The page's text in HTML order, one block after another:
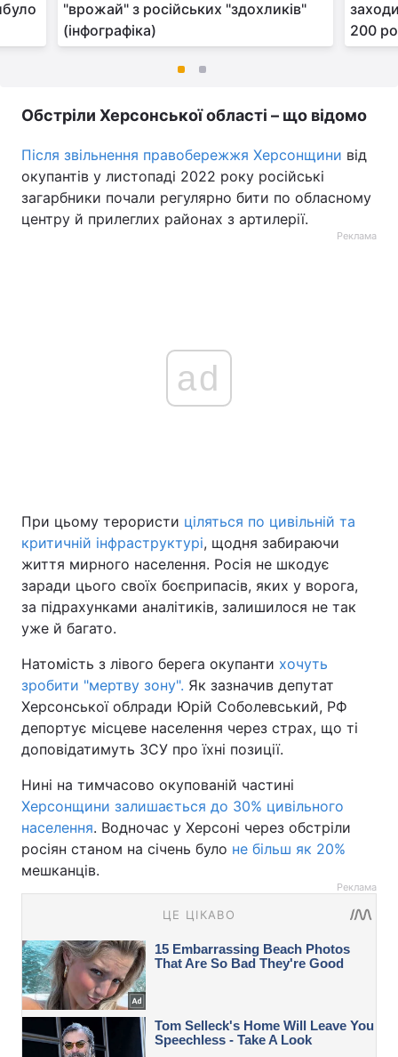
"врожай" з російських "здохликів"
(інфографіка)
200
Обстріли Херсонської області – що відомо
Після звільнення правобережжя Херсонщини від
окупантів у листопаді 2022 року російські
загарбники почали регулярно бити по обласному
центру й прилеглих районах з артилерії.
Реклама
ad
При цьому терористи ціляться по цивільній та
критичній інфраструктурі, щодня забираючи
життя мирного населення. Росія не шкодує
заради цього своїх боєприпасів, яких у ворога,
за підрахунками аналітиків, залишилося не так
уже й багато.
Натомість з лівого берега окупанти хочуть
зробити "мертву зону". Як зазначив депутат
Херсонської облради Юрій Соболевський, РФ
депортує місцеве населення через страх, що ті
доповідатимуть ЗСУ про їхні позиції.
Нині на тимчасово окупованій частині
Херсонщини залишається до 30% цивільного
населення. Водночас у Херсоні через обстріли
росіян станом на січень було не більш як 20%
мешканців.
Реклама